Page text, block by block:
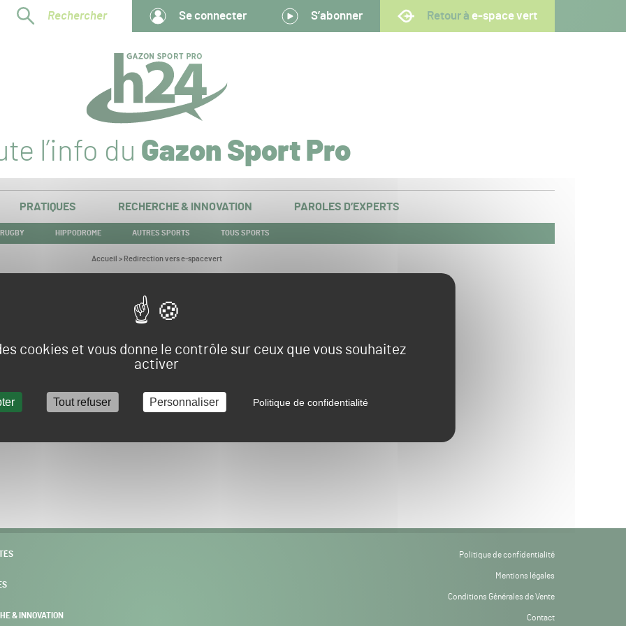
cookies et vous donne le contrôle sur ceux que vous souhaitez
activer
Tout refuser Personnaliser Politique de confidentialité
Rechercher Se connecter S’abonner Retour à e-space vert
l’info du Gazon Sport Pro
PRATIQUES RECHERCHE & INNOVATION PAROLES D’EXPERTS
RUGBY HIPPODROME AUTRES SPORTS TOUS SPORTS
Vous
Accueil > Redirection vers e-spacevert
Redirection vers e-spacevert
POURSUIVRE VERS E-SPACEVERT BY SALONVERT
& INNOVATION
Politique de confidentialité
Mentions légales
Conditions Générales de Vente
Contact